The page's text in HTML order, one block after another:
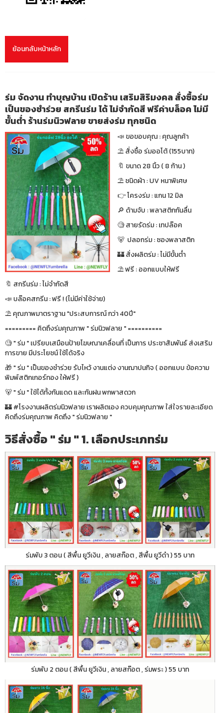
ย้อนกลับหน้าหลัก
ร่ม จัดงาน ทำบุญบ้าน เปิดร้าน เสริมสิริมงคล สั่งซื้อร่ม
เป็นของชำร่วย สกรีนร่ม ได้ ไม่จำกัดสี ฟรีค่าบล็อค ไม่มี
ขั้นต่ำ ร้านร่มนิวฟลาย ขายส่งร่ม ทุกชนิด
📣 ขอขอบคุณ : คุณลูกค้า
⛱ สั่งซื้อ ร่มออโต้ (155บาท)
🔖 ขนาด 28 นิ้ว ( 8 ก้าน )
⛱ ชนิดผ้า : UV หนาพิเศษ
👉 โครงร่ม : แกน 12 มิล
🔎 ด้ามจับ : พลาสติกกันลื่น
🧐 สายรัดร่ม : เทปล๊อค
🐻 ปลอกร่ม : ซองพลาสติก
🏰 สั่งผลิตร่ม : ไม่มีขั้นต่ำ
⛱ ฟรี : ออกแบบให้ฟรี
🔖 สกรีนร่ม : ไม่จำกัดสี
📣 บล๊อคสกรีน : ฟรี ! (ไม่มีค่าใช้จ่าย)
⛱ คุณภาพมาตราฐาน "ประสบการณ์ กว่า 40ปี"
========= คิดถึงร่มคุณภาพ " ร่มนิวฟลาย " ==========
🧐 " ร่ม " เปรียบเสมือนป้ายโฆษณาเคลื่อนที่ เป็นการ ประชาสัมพันธ์ ส่งเสริม
การขาย มีประโยชน์ ใช้ได้จริง
🎁 " ร่ม " เป็นของชำร่วย รับไหว้ งานแต่ง งานฌาปนกิจ ( ออกแบบ ข้อความ
พิมพ์สติกเกอร์ทอง ให้ฟรี )
🐻 " ร่ม " ใช้ได้ทั้งกันแดด และกันฝน พกพาสดวก
🏰 #โรงงานผลิตร่มนิวฟลาย เราผลิตเอง ควบคุมคุณภาพ ใส่ใจรายละเอียด
คิดถึงร่มคุณภาพ คิดถึง " ร่มนิวฟลาย "
วิธีสั่งซื้อ " ร่ม " 1. เลือกประเภทร่ม
ร่มพับ 3 ตอน ( สีพื้น ยูวีเงิน , ลายสก๊อต , สีพื้น ยูวีดำ ) 55 บาท
ร่มพับ 2 ตอน ( สีพื้น ยูวีเงิน , ลายสก๊อต , ร่มพระ ) 55 บาท